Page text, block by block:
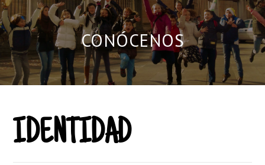
CONÓCENOS
IDENTIDAD